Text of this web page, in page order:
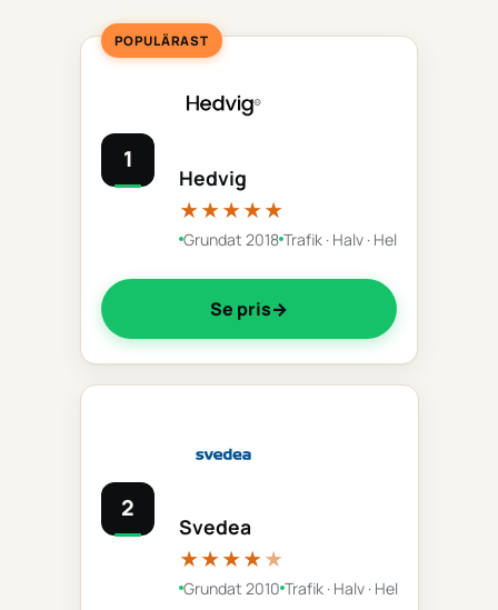
POPULÄRAST
1
Hedvig
★★★★★
Grundat 2018 Trafik · Halv · Hel
Se pris
2
Svedea
★★★★★
Grundat 2010 Trafik · Halv · Hel